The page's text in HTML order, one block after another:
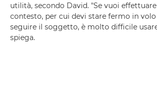
utilità, secondo David. "Se vuoi
contesto, per cui devi stare fermo in
seguire il soggetto, è molto difficile
spiega.